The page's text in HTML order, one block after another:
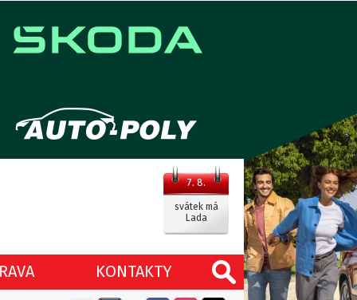
7. 8.
svátek má
Lada
KONTAKTY